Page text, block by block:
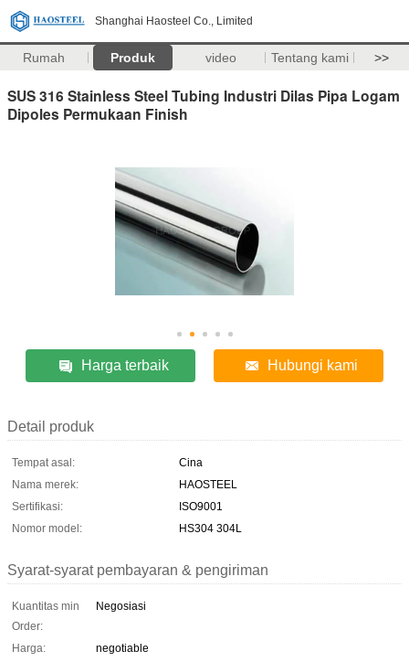
Shanghai Haosteel Co., Limited
Rumah Produk video Tentang kami >>
SUS 316 Stainless Steel Tubing Industri Dilas Pipa Logam
Dipoles Permukaan Finish
Harga terbaik Hubungi kami
Detail produk
Tempat asal:
Cina
Nama merek:
HAOSTEEL
Sertifikasi:
ISO9001
Nomor model:
HS304 304L
Syarat-syarat pembayaran & pengiriman
Kuantitas min
Order:
Negosiasi
Harga:
negotiable